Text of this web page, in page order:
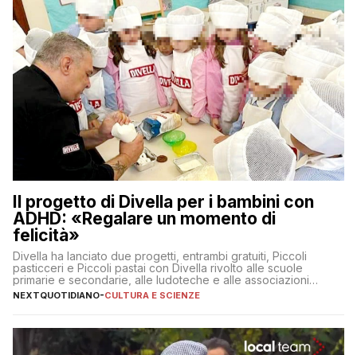
Il progetto di Divella per i bambini con
ADHD: «Regalare un momento di
felicità»
Divella ha lanciato due progetti, entrambi gratuiti, Piccoli
pasticceri e Piccoli pastai con Divella rivolto alle scuole
primarie e secondarie, alle ludoteche e alle associazioni
pugliesi che si occupano di bambini con ADHD
NEXTQUOTIDIANO-CULTURA E SCIENZE